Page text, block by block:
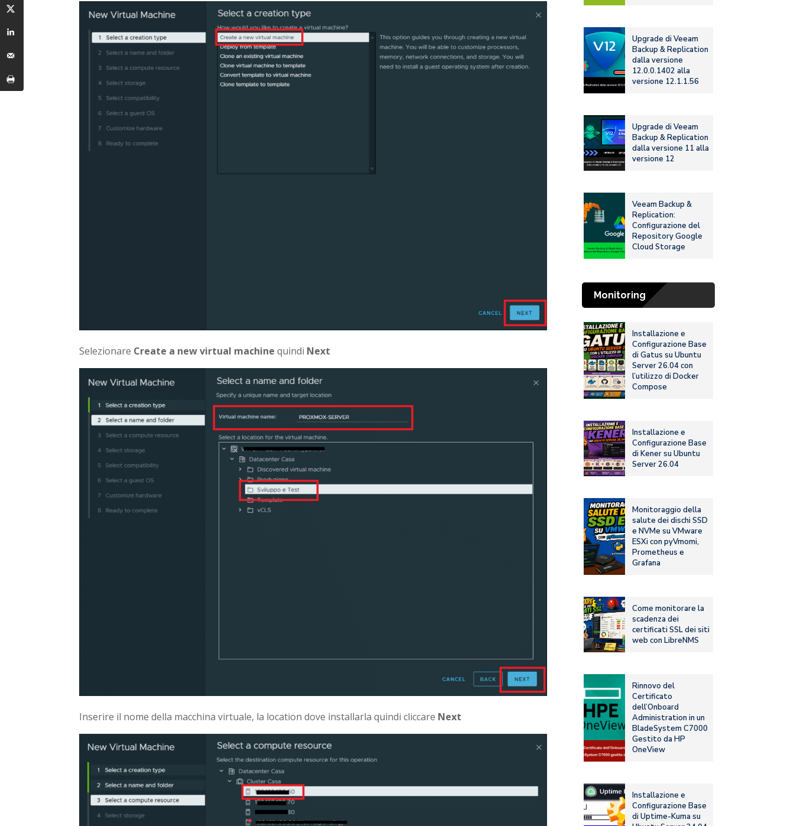
Selezionare Create a new virtual machine quindi Next
Inserire il nome della macchina virtuale, la location dove installarla quindi cliccare Next
Upgrade di Veeam
Backup & Replication
dalla versione
12.0.0.1402 alla
versione 12.1.1.56
Upgrade di Veeam
Backup & Replication
dalla versione 11 alla
versione 12
Veeam Backup &
Replication:
Configurazione del
Repository Google
Cloud Storage
Monitoring
Installazione e
Configurazione Base
di Gatus su Ubuntu
Server 26.04 con
l’utilizzo di Docker
Compose
Installazione e
Configurazione Base
di Kener su Ubuntu
Server 26.04
Monitoraggio della
salute dei dischi SSD
e NVMe su VMware
ESXi con pyVmomi,
Prometheus e
Grafana
Come monitorare la
scadenza dei
certificati SSL dei siti
web con LibreNMS
Rinnovo del
Certificato
dell’Onboard
Administration in un
BladeSystem C7000
Gestito da HP
OneView
Installazione e
Configurazione Base
di Uptime-Kuma su